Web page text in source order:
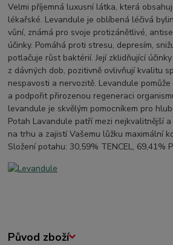
Velmi příjemná luxusní látka, která
lékařské. Levandule je oblíbená léčivá
vůní, známá pro svoje protizánětlivé,
účinky. Pomáhá proti stresu, depresím,
potlačuje růst baktérií. Její zklidňující
z dávných dob, pozitivně ovlivňují kvalitu
nespavosti a nervozitě. Levandule
a podpořit přirozenou regeneraci
levandule je skvělým pomocníkem pro
Potah Lavandule patří mezi nejkvalitnější
na trhu a zajistí Vašemu lůžku maximální
Složení potahu: 30,59% TENCEL, 69,41%
Původ zboží